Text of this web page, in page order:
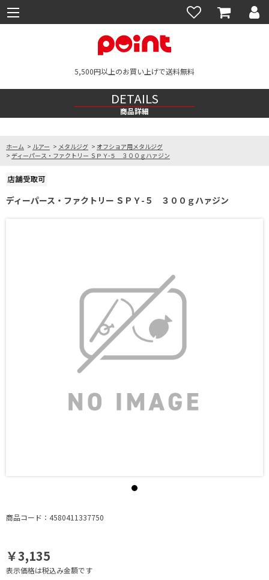
5,500円以上のお買い上げで送料無料
DETAILS
商品詳細
ホーム > ルアー > メタルジグ > オフショア用メタルジグ
> ディーパース・ファクトリー ＳＰＹ-５ ３００ｇハァジン
ディーパース・ファクトリー ＳＰＹ-５ ３００ｇハァジン
商品コード：4580411337750
￥3,135
表示価格は税込み金額です